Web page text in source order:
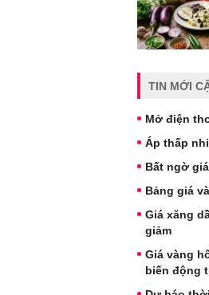
TIN MỚI
Mở điện
Áp thấp
Bất ngờ
Bảng giá
Giá xăng
giảm
Giá vàng
biến động